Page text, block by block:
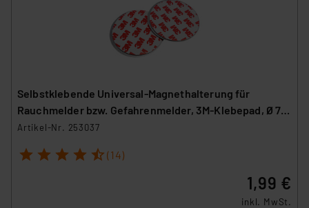
Selbstklebende Universal-Magnethalterung für
Rauchmelder bzw. Gefahrenmelder, 3M-Klebepad, Ø 70
mm
Artikel-Nr. 253037
1 2 3 4 5 (14)
1,99 €
inkl. MwSt.